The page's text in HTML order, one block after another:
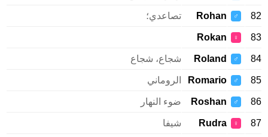
82
♂
Rohan تصاعدي؛
83
♀
Rokan
84
♂
Roland شجاع، شجاع
85
♂
Romario الروماني
86
♂
Roshan ضوء النهار
87
♀
Rudra شيفا